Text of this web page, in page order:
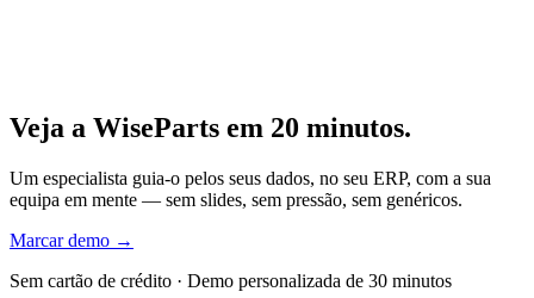
Veja a WiseParts em 20 minutos.
Um especialista guia-o pelos seus dados, no seu ERP, com a sua
equipa em mente — sem slides, sem pressão, sem genéricos.
Marcar demo →
Sem cartão de crédito · Demo personalizada de 30 minutos